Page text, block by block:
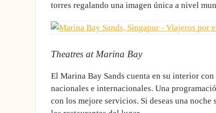
torres regalando una imagen única a nivel
Theatres at Marina Bay
El Marina Bay Sands cuenta en su interior
nacionales e internacionales. Una
con los mejore servicios. Si deseas una